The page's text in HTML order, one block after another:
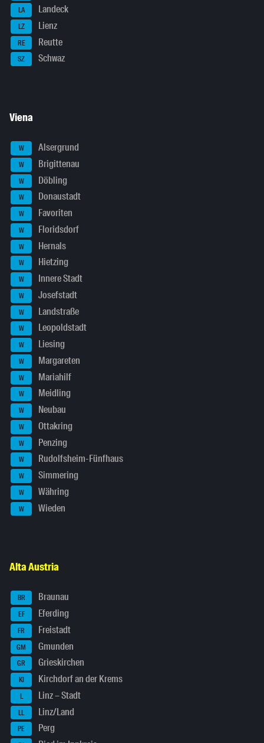
LA Landeck
LZ Lienz
RE Reutte
SZ Schwaz
Viena
W Alsergrund
W Brigittenau
W Döbling
W Donaustadt
W Favoriten
W Floridsdorf
W Hernals
W Hietzing
W Innere Stadt
W Josefstadt
W Landstraße
W Leopoldstadt
W Liesing
W Margareten
W Mariahilf
W Meidling
W Neubau
W Ottakring
W Penzing
W Rudolfsheim-Fünfhaus
W Simmering
W Währing
W Wieden
Alta Austria
BR Braunau
EF Eferding
FR Freistadt
GM Gmunden
GR Grieskirchen
KI Kirchdorf an der Krems
L Linz – Stadt
LL Linz/Land
PE Perg